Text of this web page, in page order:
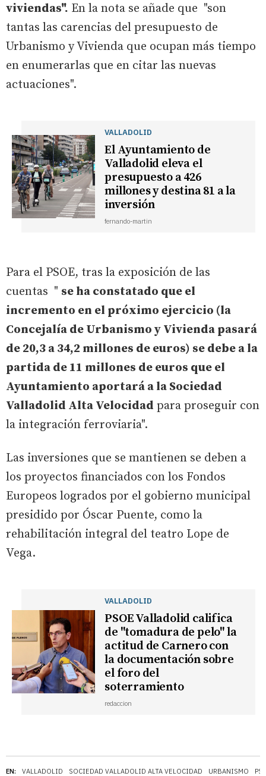
EN: VALLADOLID SOCIEDAD VALLADOLID ALTA VELOCIDAD URBANISMO
viviendas". En la nota se añade que "son
tantas las carencias del presupuesto de
Urbanismo y Vivienda que ocupan más tiempo
en enumerarlas que en citar las nuevas
actuaciones".
VALLADOLID
El Ayuntamiento de
Valladolid eleva el
presupuesto a 426
millones y destina 81 a la
inversión
fernando-martin
Para el PSOE, tras la exposición de las
cuentas " se ha constatado que el
incremento en el próximo ejercicio (la
Concejalía de Urbanismo y Vivienda pasará
de 20,3 a 34,2 millones de euros) se debe a la
partida de 11 millones de euros que el
Ayuntamiento aportará a la Sociedad
Valladolid Alta Velocidad para proseguir con
la integración ferroviaria".
Las inversiones que se mantienen se deben a
los proyectos financiados con los Fondos
Europeos logrados por el gobierno municipal
presidido por Óscar Puente, como la
rehabilitación integral del teatro Lope de
Vega.
VALLADOLID
PSOE Valladolid califica
de "tomadura de pelo" la
actitud de Carnero con
la documentación sobre
el foro del
soterramiento
redaccion